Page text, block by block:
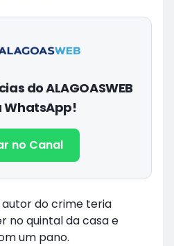
do ALAGOASWEB
WhatsApp!
no Canal
autor do crime teria
no quintal da casa e
um pano.